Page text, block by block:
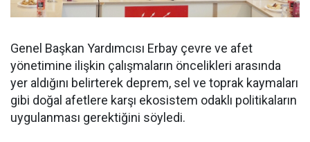
Genel Başkan Yardımcısı Erbay çevre ve afet
yönetimine ilişkin çalışmaların öncelikleri arasında
yer aldığını belirterek deprem, sel ve toprak kaymaları
gibi doğal afetlere karşı ekosistem odaklı politikaların
uygulanması gerektiğini söyledi.